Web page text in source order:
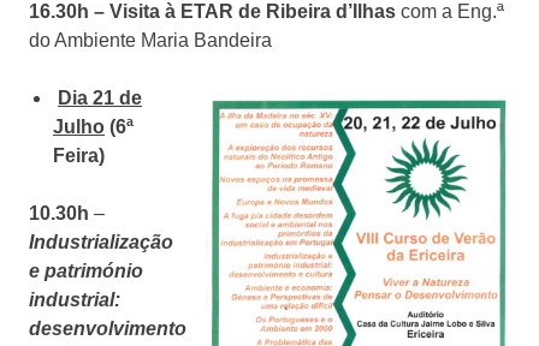
16.30h – Visita à ETAR de Ribeira d’Ilhas com a Eng.ª
do Ambiente Maria Bandeira
Dia 21 de
Julho (6ª
Feira)
10.30h –
Industrialização
e património
industrial:
desenvolvimento